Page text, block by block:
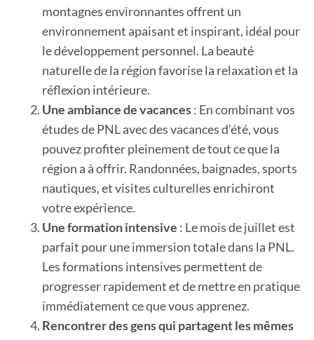
montagnes environnantes offrent un
environnement apaisant et inspirant, idéal pour
le développement personnel. La beauté
naturelle de la région favorise la relaxation et la
réflexion intérieure.
Une ambiance de vacances: En combinant vos
études de PNL avec des vacances d’été, vous
pouvez profiter pleinement de tout ce que la
région a à offrir. Randonnées, baignades, sports
nautiques, et visites culturelles enrichiront
votre expérience.
Une formation intensive : Le mois de juillet est
parfait pour une immersion totale dans la PNL.
Les formations intensives permettent de
progresser rapidement et de mettre en pratique
immédiatement ce que vous apprenez.
Rencontrer des gens qui partagent les mêmes